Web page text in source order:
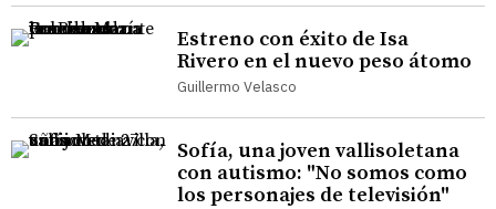
Estreno con éxito de Isa
Rivero en el nuevo peso átomo
Guillermo Velasco
Sofía, una joven vallisoletana
con autismo: "No somos como
los personajes de televisión"